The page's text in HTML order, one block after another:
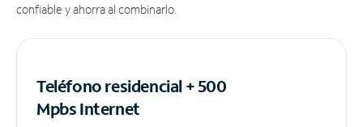
confiable y ahorra al combinarlo.
Teléfono residencial + 500
MpbsInternet